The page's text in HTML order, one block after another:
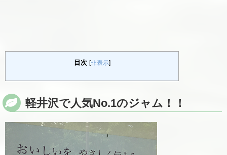
目次 [非表示]
軽井沢で人気No.1のジャム！！